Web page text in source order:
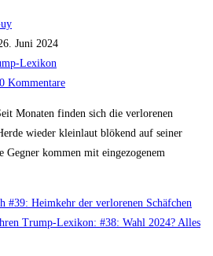
Juni 2024
Lexikon
0 Kommentare
Monaten finden sich die verlorenen
wieder kleinlaut blökend auf seiner
kommen mit eingezogenem
#39: Heim­kehr der ver­lo­re­nen Schäfchen